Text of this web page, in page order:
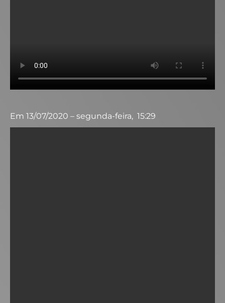
Em 13/07/2020 – segunda-feira, 15:29